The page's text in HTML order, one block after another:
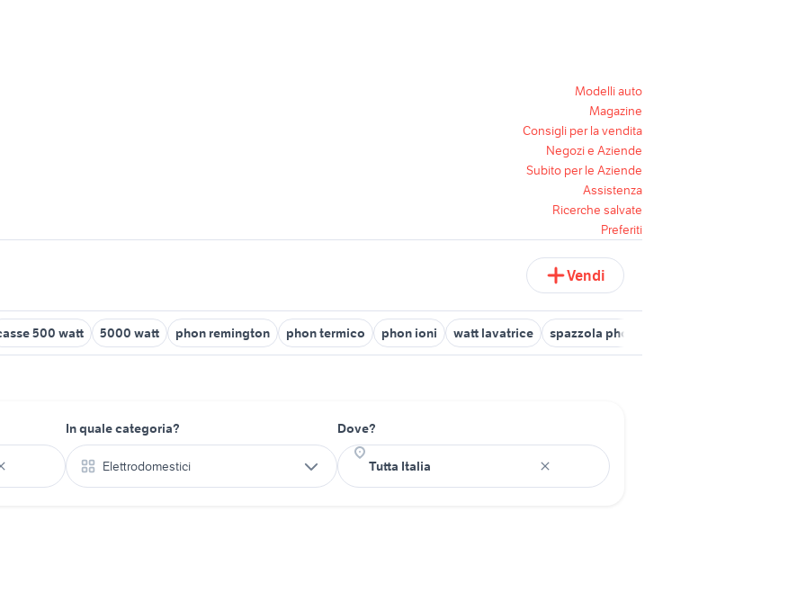
Modelli auto
Magazine
Consigli per la vendita
Negozi e Aziende
Subito per le Aziende
Assistenza
Ricerche salvate
Preferiti
Vendi
500 watt 5000 watt phon remington phon termico phon ioni watt lavatrice spazzola phon
In quale categoria?
Elettrodomestici
Dove?